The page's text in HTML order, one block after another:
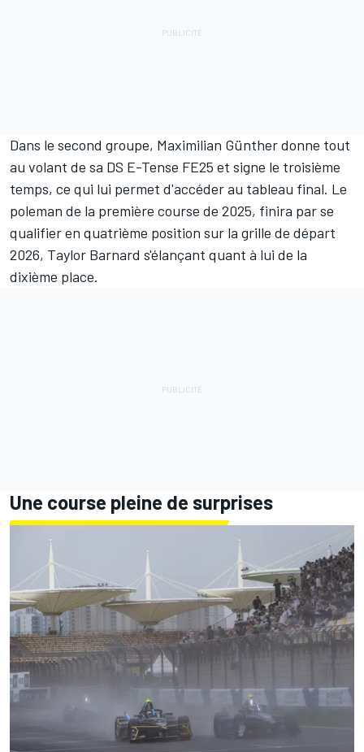
Dans le second groupe, Maximilian Günther donne tout
au volant de sa DS E-Tense FE25 et signe le troisième
temps, ce qui lui permet d'accéder au tableau final. Le
poleman de la première course de 2025, finira par se
qualifier en quatrième position sur la grille de départ
2026, Taylor Barnard s'élançant quant à lui de la
dixième place.
Une course pleine de surprises